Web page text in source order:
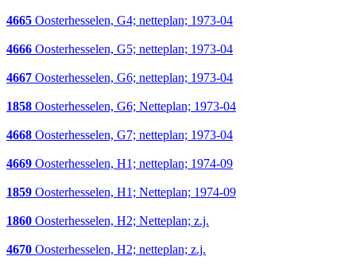
4665 Oosterhesselen, G4; netteplan; 1973-04
4666 Oosterhesselen, G5; netteplan; 1973-04
4667 Oosterhesselen, G6; netteplan; 1973-04
1858 Oosterhesselen, G6; Netteplan; 1973-04
4668 Oosterhesselen, G7; netteplan; 1973-04
4669 Oosterhesselen, H1; netteplan; 1974-09
1859 Oosterhesselen, H1; Netteplan; 1974-09
1860 Oosterhesselen, H2; Netteplan; z.j.
4670 Oosterhesselen, H2; netteplan; z.j.